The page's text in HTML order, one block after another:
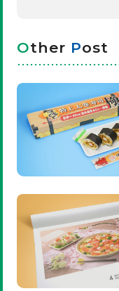
Other Post